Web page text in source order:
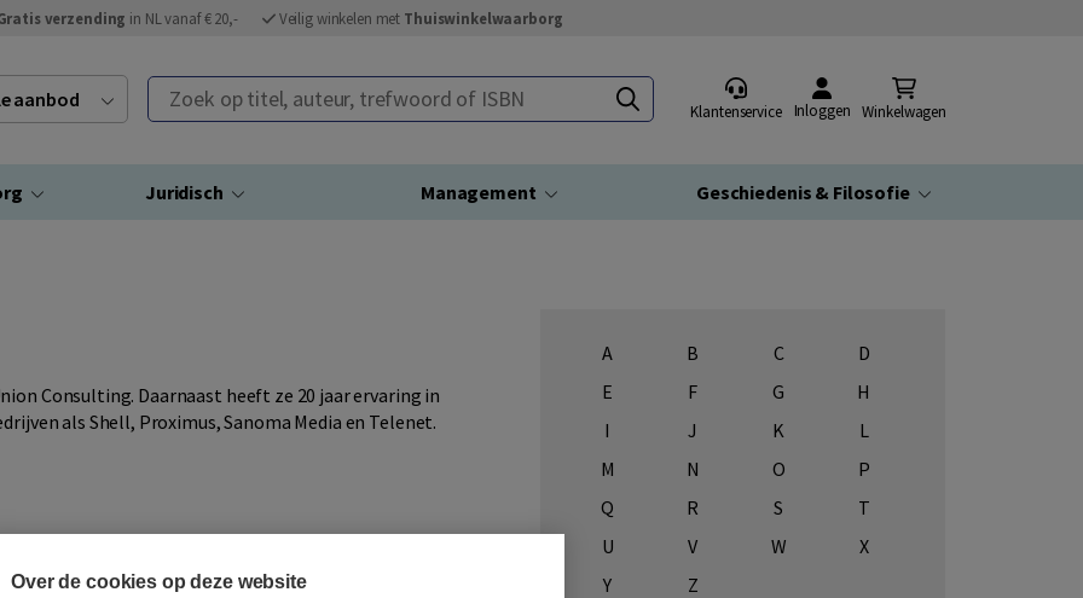
verzending in NL vanaf € 20,- Veilig winkelen met Thuiswinkelwaarborg
aanbod Zoek op titel, auteur, trefwoord of ISBN
Klantenservice Inloggen Winkelwagen
Juridisch Management Geschiedenis & Filosofie
Consulting. Daarnaast heeft ze 20 jaar ervaring in
als Shell, Proximus, Sanoma Media en Telenet.
A B C
D
E
F G
H
I
J K
L
M
N O
P
Q
R S
T
U
V W
X
Y
Z
Over de cookies op deze website